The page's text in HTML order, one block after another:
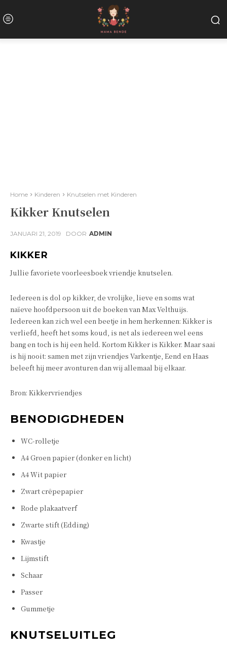
Home Kinderen Knutselen met Kinderen
Kikker Knutselen
JANUARI 21, 2019 DOOR ADMIN
KIKKER
Jullie favoriete voorleesboek vriendje knutselen.
Iedereen is dol op kikker, de vrolijke, lieve en soms wat
naïeve hoofdpersoon uit de boeken van Max Velthuijs.
Iedereen kan zich wel een beetje in hem herkennen: Kikker is
verliefd, heeft het soms koud, is net als iedereen wel eens
bang en toch is hij een held. Kortom Kikker is Kikker. Maar saai
is hij nooit: samen met zijn vriendjes Varkentje, Eend en Haas
beleeft hij meer avonturen dan wij allemaal bij elkaar.
Bron: Kikkervriendjes
BENODIGDHEDEN
WC-rolletje
A4 Groen papier (donker en licht)
A4 Wit papier
Zwart crêpepapier
Rode plakaatverf
Zwarte stift (Edding)
Kwastje
Lijmstift
Schaar
Passer
Gummetje
KNUTSELUITLEG